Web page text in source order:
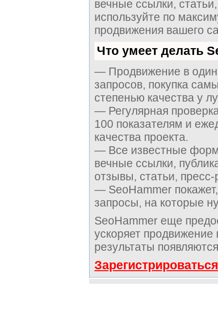
вечные ссылки,
используйте по
продвижения вашего
Что умеет делать
— Продвижение в один
запросов, покупка
степенью качества у
— Регулярная
100 показателям и
качества проекта.
— Все известные
вечные ссылки,
отзывы, статьи,
— SeoHammer
запросы, на которые
SeoHammer еще
ускоряет продвижение
результаты